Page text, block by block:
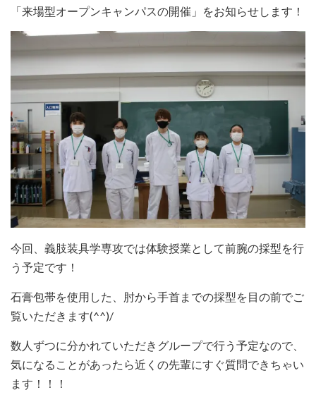
「来場型オープンキャンパスの開催」をお知らせします！
今回、義肢装具学専攻では体験授業として前腕の採型を行
う予定です！
石膏包帯を使用した、肘から手首までの採型を目の前でご
覧いただきます(^^)/
数人ずつに分かれていただきグループで行う予定なので、
気になることがあったら近くの先輩にすぐ質問できちゃい
ます！！！